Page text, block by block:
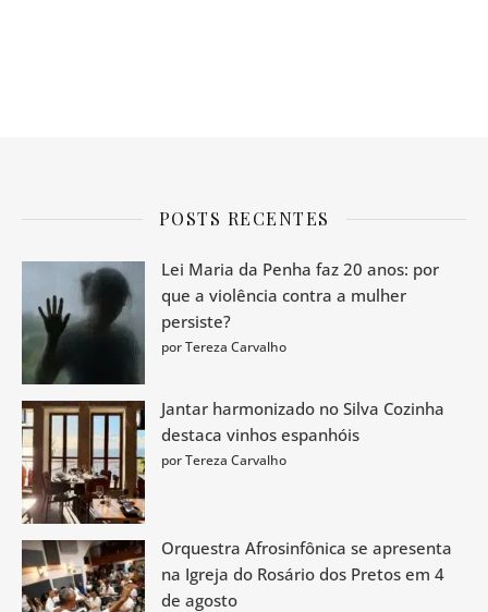
POSTS RECENTES
Lei Maria da Penha faz 20 anos: por
que a violência contra a mulher
persiste?
por Tereza Carvalho
Jantar harmonizado no Silva Cozinha
destaca vinhos espanhóis
por Tereza Carvalho
Orquestra Afrosinfônica se apresenta
na Igreja do Rosário dos Pretos em 4
de agosto